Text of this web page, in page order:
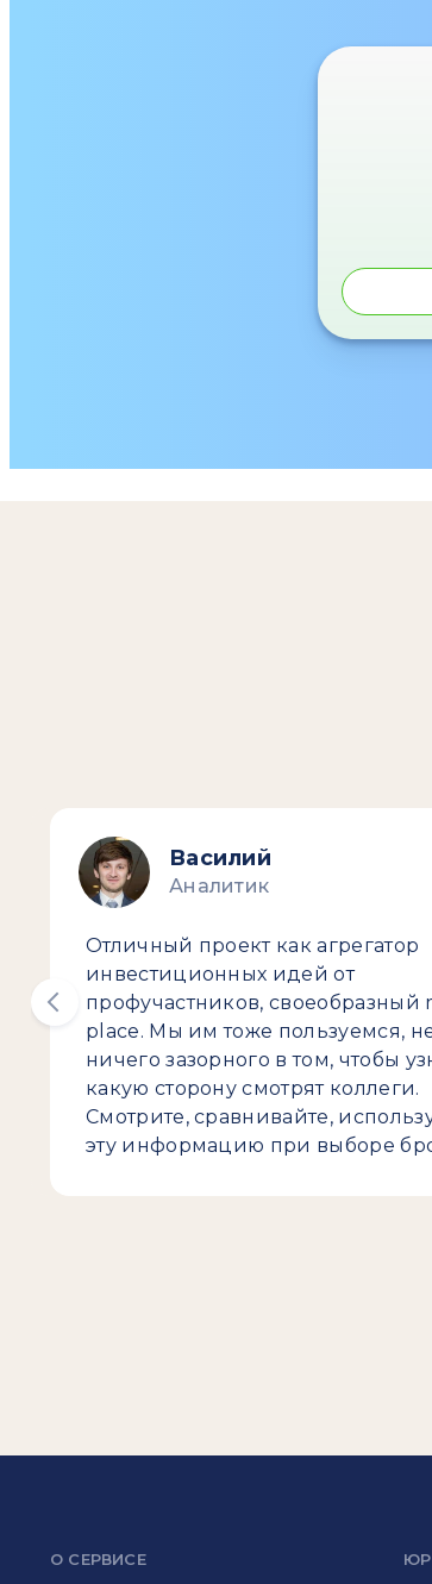
Василий
Аналитик
Отличный проект как агрегатор
инвестиционных идей от
профучастников, своеобразный
place. Мы им тоже пользуемся,
ничего зазорного в том, чтобы
какую сторону смотрят коллеги.
Смотрите, сравнивайте,
эту информацию при выборе
О СЕРВИСЕ